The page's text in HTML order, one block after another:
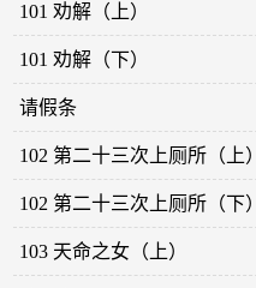
101 劝解（上）
101 劝解（下）
请假条
102 第二十三次上厕所（上）
102 第二十三次上厕所（下）
103 天命之女（上）